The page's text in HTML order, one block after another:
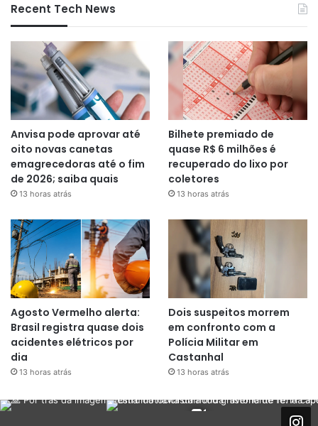
Recent Tech News
Anvisa pode aprovar até
oito novas canetas
emagrecedoras até o fim
de 2026; saiba quais
13 horas atrás
Bilhete premiado de
quase R$ 6 milhões é
recuperado do lixo por
coletores
13 horas atrás
Agosto Vermelho alerta:
Brasil registra quase dois
acidentes elétricos por
dia
13 horas atrás
Dois suspeitos morrem
em confronto com a
Polícia Militar em
Castanhal
13 horas atrás